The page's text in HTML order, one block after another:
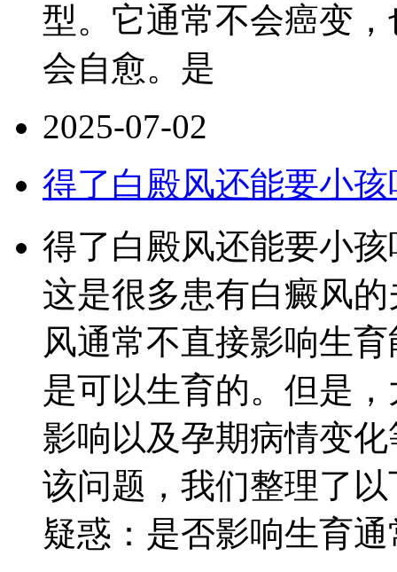
型。它通常不会癌变
会自愈。是
2025-07-02
得了白殿风还能要小孩
得了白殿风还能要小
这是很多患有白癜风
风通常不直接影响生
是可以生育的。但是
影响以及孕期病情变
该问题，我们整理了
疑惑：是否影响生育